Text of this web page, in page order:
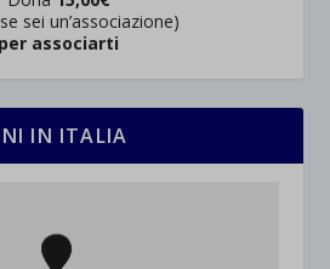
sei un’associazione)
per associarti
IN ITALIA